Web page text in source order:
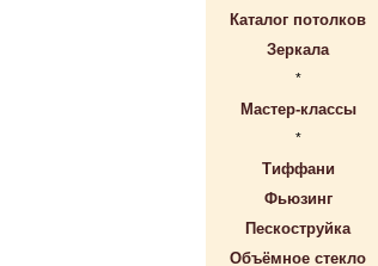
Каталог потолков
Зеркала
*
Мастер-классы
*
Тиффани
Фьюзинг
Пескоструйка
Объёмное стекло